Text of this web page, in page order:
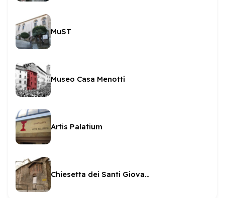
MuST
Museo Casa Menotti
Artis Palatium
Chiesetta dei Santi Giovanni e Paolo